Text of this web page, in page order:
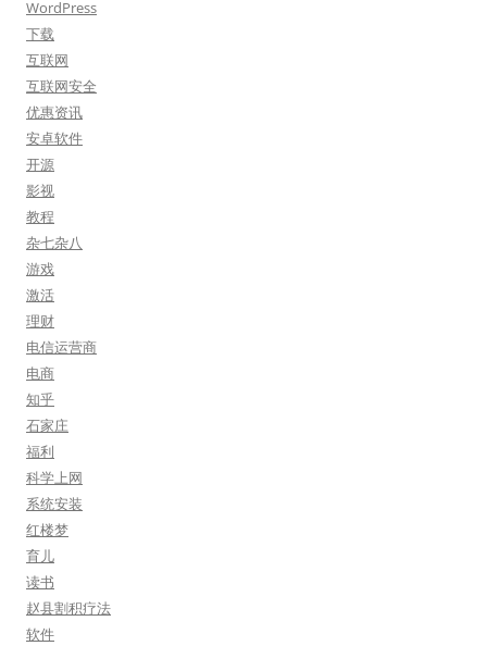
WordPress
下载
互联网
互联网安全
优惠资讯
安卓软件
开源
影视
教程
杂七杂八
游戏
激活
理财
电信运营商
电商
知乎
石家庄
福利
科学上网
系统安装
红楼梦
育儿
读书
赵县割积疗法
软件